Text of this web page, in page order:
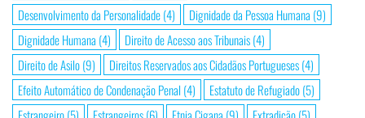
Desenvolvimento da Personalidade(4) Dignidade da Pessoa Humana (9)
Dignidade Humana (4) Direito de Acesso aos Tribunais(4)
Direito de Asilo(9) Direitos Reservados aos Cidadãos Portugueses(4)
Efeito Automático de Condenação Penal (4) Estatuto de Refugiado(5)